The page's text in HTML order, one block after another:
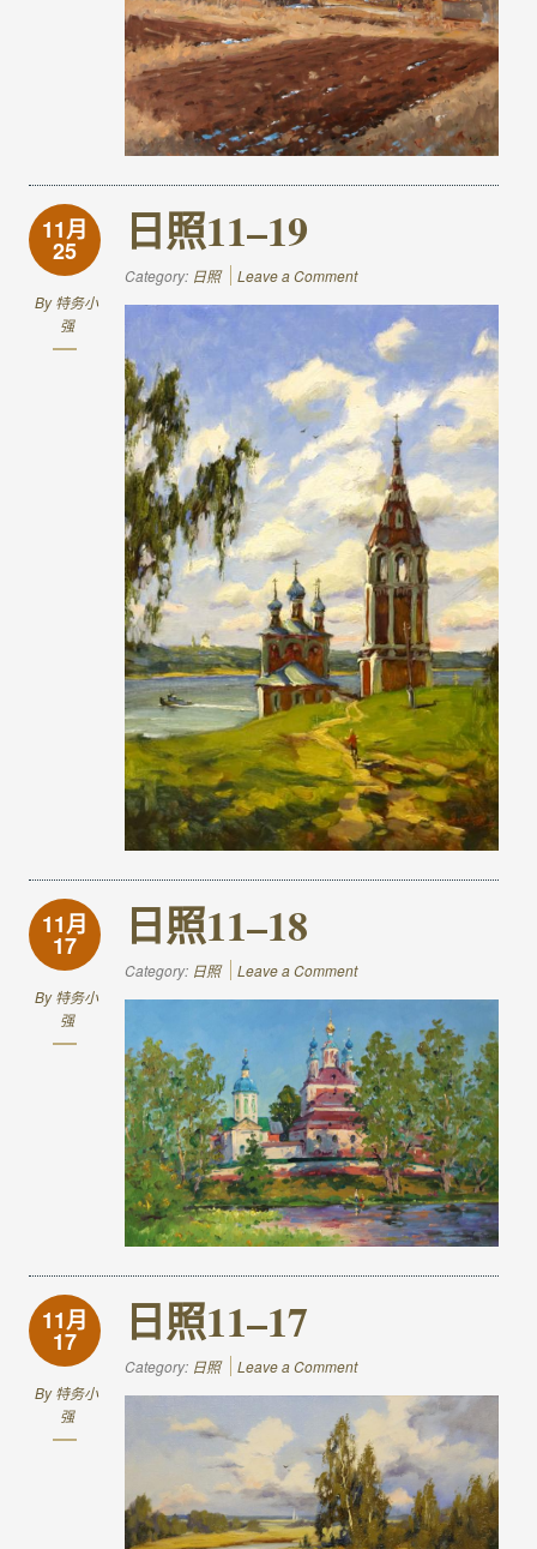
11月
25
By特务小
强
日照11–19
Category: 日照 Leave a Comment
11月
17
By特务小
强
日照11–18
Category: 日照 Leave a Comment
11月
17
By特务小
强
日照11–17
Category: 日照 Leave a Comment